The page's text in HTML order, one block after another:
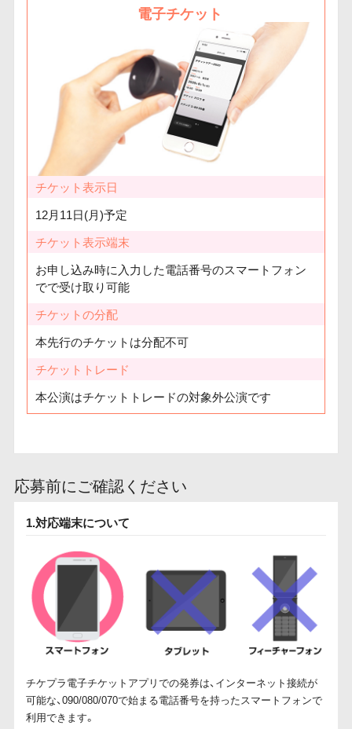
電子チケット
チケット表示日
12月11日(月)予定
チケット表示端末
お申し込み時に入力した電話番号のスマートフォン
でで受け取り可能
チケットの分配
本先行のチケットは分配不可
チケットトレード
本公演はチケットトレードの対象外公演です
応募前にご確認ください
1.対応端末について
チケプラ電子チケットアプリでの発券は、インターネット接続が
可能な、090/080/070で始まる電話番号を持ったスマートフォンで
利用できます。